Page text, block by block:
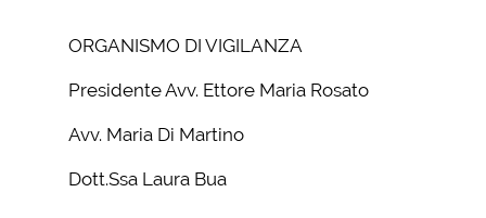
ORGANISMO DI VIGILANZA
Presidente Avv. Ettore Maria Rosato
Avv. Maria Di Martino
Dott.Ssa Laura Bua